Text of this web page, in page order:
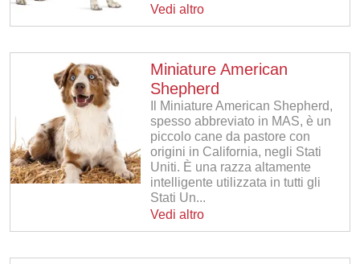
Vedi altro
Miniature American
Shepherd
Il Miniature American Shepherd,
spesso abbreviato in MAS, è un
piccolo cane da pastore con
origini in California, negli Stati
Uniti. È una razza altamente
intelligente utilizzata in tutti gli
Stati Un...
Vedi altro